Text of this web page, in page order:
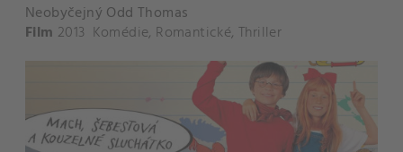
Neobyčejný Odd Thomas
Film 2013 Komédie, Romantické,Thriller